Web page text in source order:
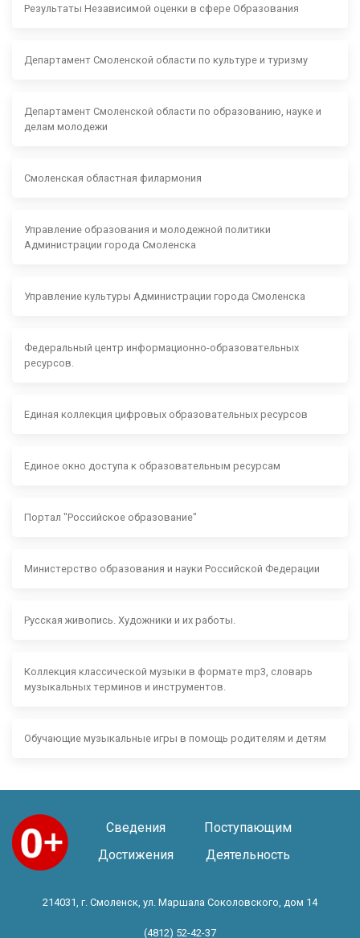
Результаты Независимой оценки в сфере Образования
Департамент Смоленской области по культуре и туризму
Департамент Смоленской области по образованию, науке и
делам молодежи
Смоленская областная филармония
Управление образования и молодежной политики
Администрации города Смоленска
Управление культуры Администрации города Смоленска
Федеральный центр информационно-образовательных
ресурсов.
Единая коллекция цифровых образовательных ресурсов
Единое окно доступа к образовательным ресурсам
Портал "Российское образование"
Министерство образования и науки Российской Федерации
Русская живопись. Художники и их работы.
Коллекция классической музыки в формате mp3, словарь
музыкальных терминов и инструментов.
Обучающие музыкальные игры в помощь родителям и детям
Сведения
Поступающим
Достижения
Деятельность
214031, г. Смоленск, ул. Маршала Соколовского, дом 14
(4812) 52-42-37